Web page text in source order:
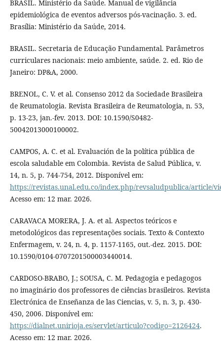
BRASIL. Ministério da Saúde. Manual de vigilância
epidemiológica de eventos adversos pós-vacinação. 3. ed.
Brasília: Ministério da Saúde, 2014.
BRASIL. Secretaria de Educação Fundamental. Parâmetros
curriculares nacionais: meio ambiente, saúde. 2. ed. Rio de
Janeiro: DP&A, 2000.
BRENOL, C. V. et al. Consenso 2012 da Sociedade Brasileira
de Reumatologia. Revista Brasileira de Reumatologia, n. 53,
p. 13-23, jan.-fev. 2013. DOI: 10.1590/S0482-
50042013000100002.
CAMPOS, A. C. et al. Evaluación de la política pública de
escola saludable em Colombia. Revista de Salud Pública, v.
14, n. 5, p. 744-754, 2012. Disponível em:
https://revistas.unal.edu.co/index.php/revsaludpublica/article/
Acesso em: 12 mar. 2026.
CARAVACA MORERA, J. A. et al. Aspectos teóricos e
metodológicos das representações sociais. Texto & Contexto
Enfermagem, v. 24, n. 4, p. 1157-1165, out.-dez. 2015. DOI:
10.1590/0104-0707201500003440014.
CARDOSO-BRABO, J.; SOUSA, C. M. Pedagogia e pedagogos
no imaginário dos professores de ciências brasileiros. Revista
Electrónica de Enseñanza de las Ciencias, v. 5, n. 3, p. 430-
450, 2006. Disponível em:
https://dialnet.unirioja.es/servlet/articulo?codigo=2126424.
Acesso em: 12 mar. 2026.